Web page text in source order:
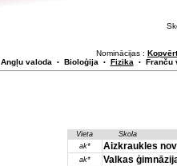
Nominācijas :
Angļu valoda
• Bioloģija • Fizika • Franču
Vieta Skola
ak*
Aizkraukles
ak*
Valkas